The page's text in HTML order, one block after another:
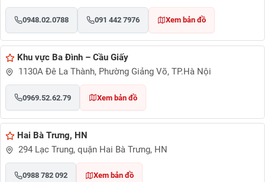
0948.02.0788 091 442 7976 Xem bản đồ
Khu vực Ba Đình – Cầu Giấy
1130A Đê La Thành, Phường Giảng Võ, TP.Hà Nội
0969.52.62.79 Xem bản đồ
Hai Bà Trưng, HN
294 Lạc Trung, quận Hai Bà Trưng, HN
0988 782 092 Xem bản đồ